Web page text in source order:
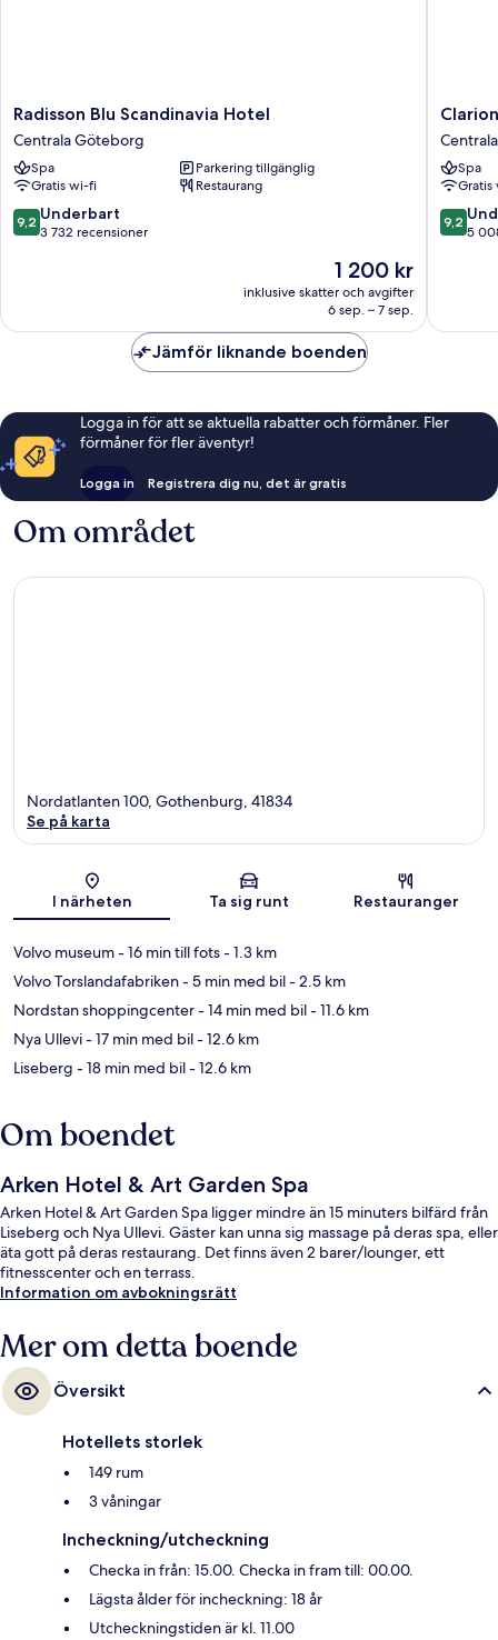
Radisson
Blu
Scandinavia
Hotel
Centrala
Göteborg
Radisson Blu Scandinavia Hotel
Centrala Göteborg
Spa
Parkering tillgänglig
Gratis wi-fi
Restaurang
9.2
av
9,2 Underbart
3 732 recensioner
Priset
1 200 kr
1 200 kr
inklusive skatter och avgifter
6 sep. – 7 sep.
Clarion
Hotel
Draken
Centrala
Spa
9.2
av
9,2
5
Jämför liknande boenden
Logga in för att se aktuella rabatter och förmåner. Fler
förmåner för fler äventyr!
Logga in Registrera dig nu, det är gratis
Om området
Karta
Nordatlanten 100, Gothenburg, 41834
Se på karta
I närheten Ta sig runt Restauranger
Volvo museum- 16 min till fots- 1.3 km
Volvo Torslandafabriken- 5 min med bil- 2.5 km
Nordstan shoppingcenter- 14 min med bil- 11.6 km
Nya Ullevi- 17 min med bil- 12.6 km
Liseberg - 18 min med bil- 12.6 km
Om boendet
Arken Hotel & Art Garden Spa
Arken Hotel & Art Garden Spa ligger mindre än 15 minuters bilfärd från
Liseberg och Nya Ullevi. Gäster kan unna sig massage på deras spa, eller
äta gott på deras restaurang. Det finns även 2 barer/lounger, ett
fitnesscenter och en terrass.
Information om avbokningsrätt
Mer om detta boende
Översikt
Hotellets storlek
149 rum
3 våningar
Incheckning/utcheckning
Checka in från: 15.00. Checka in fram till: 00.00.
Lägsta ålder för incheckning: 18 år
Utcheckningstiden är kl. 11.00